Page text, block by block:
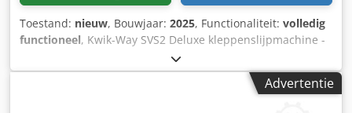
Toestand: nieuw, Bouwjaar: 2025, Functionaliteit: volledig
functioneel, Kwik-Way SVS2 Deluxe kleppenslijpmachine -
nieuwstaat Met tuimelaarslijper. Technische details:
Precisie 6-kogel klauwplaat Nauwkeurigheid: 0,005 mm
Minimum klepsteeldiameter: 4 mm Maximale Advertentie